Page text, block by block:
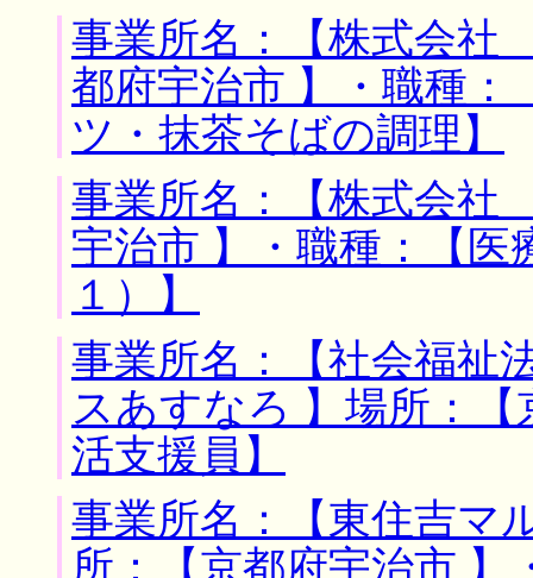
事業所名：【株式会社
都府宇治市 】・職種：
ツ・抹茶そばの調理】
事業所名：【株式会
宇治市 】・職種：【医
１）】
事業所名：【社会福
スあすなろ 】場所：
活支援員】
事業所名：【東住吉
所：【京都府宇治市 】